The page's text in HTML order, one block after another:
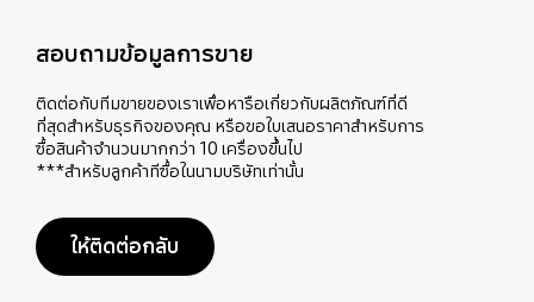
สอบถามข้อมูลการขาย
ติดต่อกับทีมขายของเราเพื่อหารือเกี่ยวกับผลิตภัณฑ์ที่ดี
ที่สุดสำหรับธุรกิจของคุณ หรือขอใบเสนอราคาสำหรับการ
ซื้อสินค้าจำนวนมากกว่า 10 เครื่องขึ้นไป
***สำหรับลูกค้าทีซื้อในนามบริษัทเท่านั้น
ให้ติดต่อกลับ